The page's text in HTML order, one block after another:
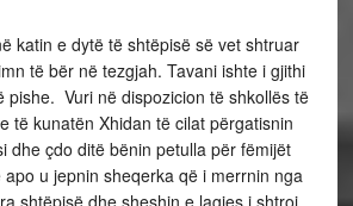
katin e dytë të shtëpisë së vet shtruar
të bër në tezgjah. Tavani ishte i gjithi
pishe. Vuri në dispozicion të shkollës të
të kunatën Xhidan të cilat përgatisnin
dhe çdo ditë bënin petulla për fëmijët
u jepnin sheqerka që i merrnin nga
shtëpisë dhe sheshin e lagjes i shtroi